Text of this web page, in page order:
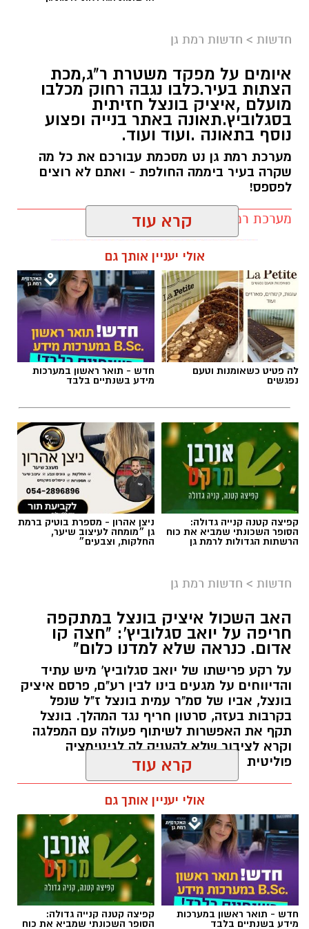
חדשות > חדשות רמת גן
איומים על מפקד משטרת ר"ג,מכת
הצתות בעיר.כלבו נגבה רחוק מכלבו
מועלם ,איציק בונצל חזיתית
בסגלוביץ.תאונה באתר בנייה ופצוע
נוסף בתאונה .ועוד ועוד.
מערכת רמת גן נט מסכמת עבורכם את כל מה
שקרה בעיר ביממה החולפת - ואתם לא רוצים
לפספס!
מערכת רמת גן נט / 20:22 09.08.26
תגים:חדשות רמת גן
האירועים:
לילה לוהט ברמת גן: הצתות במספר מוקדים בעיר
נעצר חשוד באיומים על חייו של מפקד תחנת
משטרת רמת גן-בני ברק
קרא עוד
אולי יעניין אותך גם
לה פטיט כשאומנות וטעם
נפגשים
חדש - תואר ראשון במערכות
מידע בשנתיים בלבד
קפיצה קטנה קנייה גדולה:
הסופר השכונתי שמביא את כוח
הרשתות הגדולות לרמת גן
ניצן אהרון - מספרת בוטיק ברמת
גן ״מומחה לעיצוב שיער,
החלקות, וצבעים״
חדשות > חדשות רמת גן
האב השכול איציק בונצל במתקפה
חריפה על יואב סגלוביץ': "חצה קו
אדום. כנראה שלא למדנו כלום"
על רקע פרישתו של יואב סגלוביץ' מיש עתיד
והדיווחים על מגעים בינו לבין רע"ם, פרסם איציק
בונצל, אביו של סמ"ר עמית בונצל ז"ל שנפל
בקרבות בעזה, סרטון חריף נגד המהלך. בונצל
תקף את האפשרות לשיתוף פעולה עם המפלגה
וקרא לציבור שלא להעניק לה לגיטימציה
פוליטית
תגים:איציק בונצל, יואב סגלוביץ'
קרא עוד
אולי יעניין אותך גם
חדש - תואר ראשון במערכות
מידע בשנתיים בלבד
קפיצה קטנה קנייה גדולה:
הסופר השכונתי שמביא את כוח